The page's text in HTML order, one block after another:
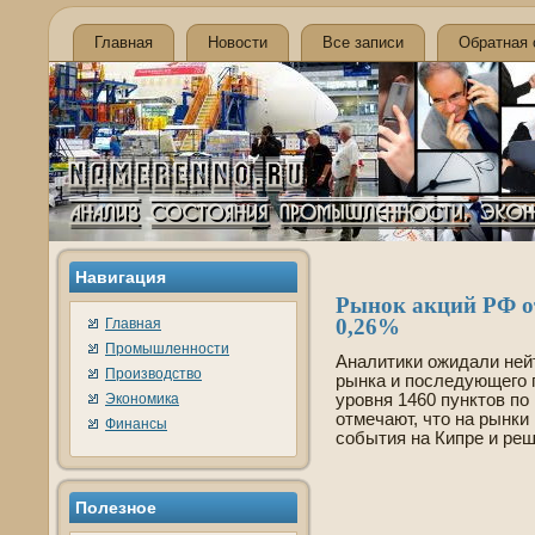
Главная Новости Все записи Обратная
Навигация
Главная
Промышленности
Производство
Экономика
Финансы
Полезное
Рынок акций РФ
0,26%
Аналитики ожидали
рынка и последующего
уровня 1460 пунктов
отмечают, что на
события на Кипре и